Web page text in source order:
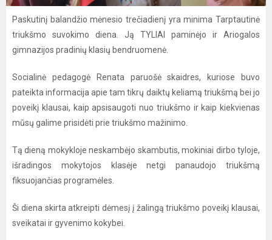
Paskutinį balandžio mėnesio trečiadienį yra minima Tarptautinė
triukšmo suvokimo diena. Ją TYLIAI paminėjo ir Ariogalos
gimnazijos pradinių klasių bendruomenė.
Socialinė pedagogė Renata paruošė skaidres, kuriose buvo
pateikta informacija apie tam tikrų daiktų keliamą triukšmą bei jo
poveikį klausai, kaip apsisaugoti nuo triukšmo ir kaip kiekvienas
mūsų galime prisidėti prie triukšmo mažinimo.
Tą dieną mokykloje neskambėjo skambutis, mokiniai dirbo tyloje,
išradingos mokytojos klasėje netgi panaudojo triukšmą
fiksuojančias programėles.
Ši diena skirta atkreipti dėmesį į žalingą triukšmo poveikį klausai,
sveikatai ir gyvenimo kokybei.